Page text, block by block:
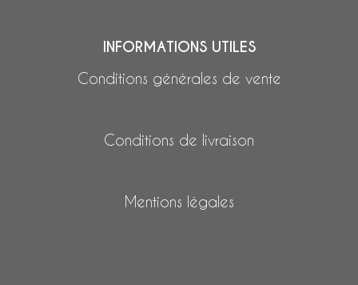
INFORMATIONS UTILES
Conditions générales de vente
Conditions de livraison
Mentions légales